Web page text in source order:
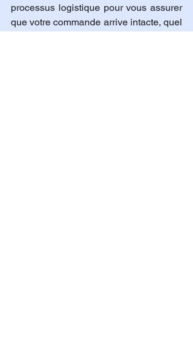
processus logistique pour vous assurer
que votre commande arrive intacte, quel